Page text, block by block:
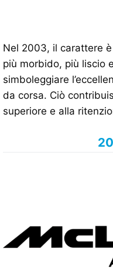
Nel 2003, il carattere
più morbido, più liscio
simboleggiare
da corsa. Ciò
superiore e alla